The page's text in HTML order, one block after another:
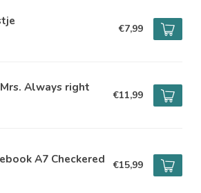
€7,99
Always right
€11,99
A7 Checkered €15,99